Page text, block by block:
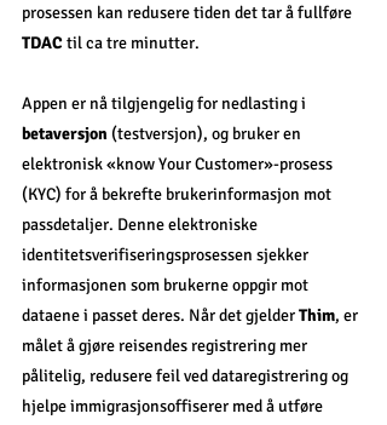
prosessen kan redusere tiden det tar å fullføre
TDAC til ca tre minutter.
Appen er nå tilgjengelig for nedlasting i
betaversjon (testversjon), og bruker en
elektronisk «know Your Customer»-prosess
(KYC) for å bekrefte brukerinformasjon mot
passdetaljer. Denne elektroniske
identitetsverifiseringsprosessen sjekker
informasjonen som brukerne oppgir mot
dataene i passet deres. Når det gjelder Thim, er
målet å gjøre reisendes registrering mer
pålitelig, redusere feil ved dataregistrering og
hjelpe immigrasjonsoffiserer med å utføre